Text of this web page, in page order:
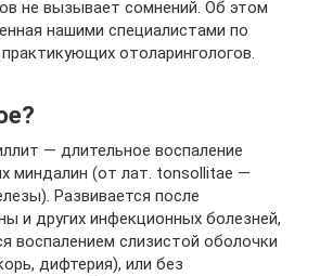
не вызывает сомнений. Об этом
нашими специалистами по
отоларингологов.
— длительное воспаление
миндалин (от лат. tonsollitae —
Развивается после
и других инфекционных болезней,
воспалением слизистой оболочки
дифтерия), или без